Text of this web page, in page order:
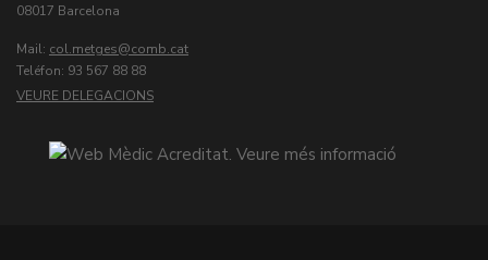
08017 Barcelona
Mail: col.metges
Teléfon: 93 567 88 88
VEURE DELEGACIONS